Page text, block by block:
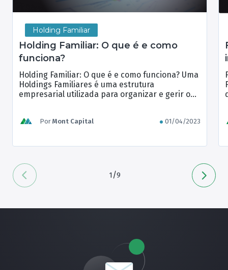
Holding Familiar
Holding Familiar: O que é e como
funciona?
Holding Familiar: O que é e como funciona? Uma
Holdings Familiares é uma estrutura
empresarial utilizada para organizar e gerir o
a proteção e preservação do patrimônio
Por Mont Capital 01/04/2023
1 /9